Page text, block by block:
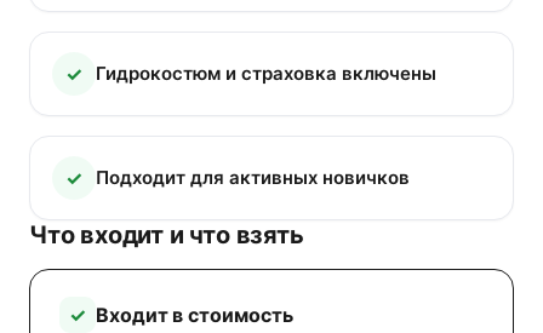
Гидрокостюм и страховка включены
Подходит для активных новичков
Что входит и что взять
Входит в стоимость